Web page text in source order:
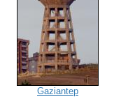
Gaziantep